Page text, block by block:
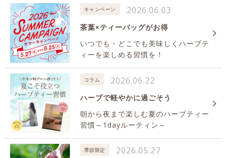
キャンペーン 2026.06.03
茶葉×ティーバッグがお得
いつでも・どこでも美味しくハーブテ
ィーを楽しめる習慣を！
コラム 2026.06.22
ハーブで軽やかに過ごそう
朝から夜まで楽しむ夏のハーブティー
習慣～1dayルーティン～
季節限定 2026.05.27